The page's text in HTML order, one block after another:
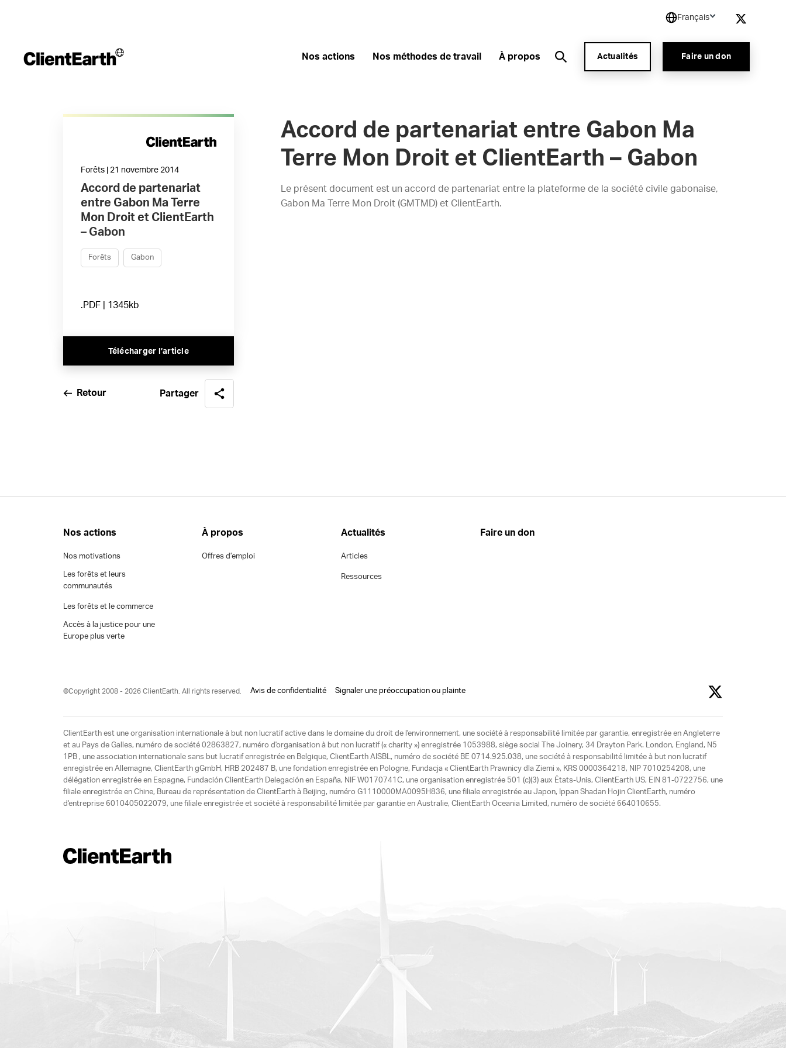
Français
Nos actions Nos méthodes de travail À propos Actualités Faire un don
Forêts | 21 novembre 2014
Accord de partenariat
entre Gabon Ma Terre
Mon Droit et ClientEarth
– Gabon
Forêts Gabon
.PDF | 1345kb
Télécharger l’article
Retour Partager
Accord de partenariat entre Gabon Ma
Terre Mon Droit et ClientEarth – Gabon
Le présent document est un accord de partenariat entre la plateforme de la société civile gabonaise,
Gabon Ma Terre Mon Droit (GMTMD) et ClientEarth.
Nos actions
Nos motivations
Les forêts et leurs
communautés
Les forêts et le commerce
Accès à la justice pour une
Europe plus verte
À propos
Offres d’emploi
Actualités
Articles
Ressources
Faire un don
©Copyright 2008 - 2026 ClientEarth. All rights reserved. Avis de confidentialité Signaler une préoccupation ou plainte
ClientEarth est une organisation internationale à but non lucratif active dans le domaine du droit de l'environnement, une société à responsabilité limitée par garantie, enregistrée en Angleterre
et au Pays de Galles, numéro de société 02863827, numéro d'organisation à but non lucratif (« charity ») enregistrée 1053988, siège social The Joinery, 34 Drayton Park. London, England, N5
1PB , une association internationale sans but lucratif enregistrée en Belgique, ClientEarth AISBL, numéro de société BE 0714.925.038, une société à responsabilité limitée à but non lucratif
enregistrée en Allemagne, ClientEarth gGmbH, HRB 202487 B, une fondation enregistrée en Pologne, Fundacja « ClientEarth Prawnicy dla Ziemi », KRS 0000364218, NIP 7010254208, une
délégation enregistrée en Espagne, Fundación ClientEarth Delegación en España, NIF W0170741C, une organisation enregistrée 501 (c)(3) aux États-Unis, ClientEarth US, EIN 81-0722756, une
filiale enregistrée en Chine, Bureau de représentation de ClientEarth à Beijing, numéro G1110000MA0095H836, une filiale enregistrée au Japon, Ippan Shadan Hojin ClientEarth, numéro
d'entreprise 6010405022079, une filiale enregistrée et société à responsabilité limitée par garantie en Australie, ClientEarth Oceania Limited, numéro de société 664010655.